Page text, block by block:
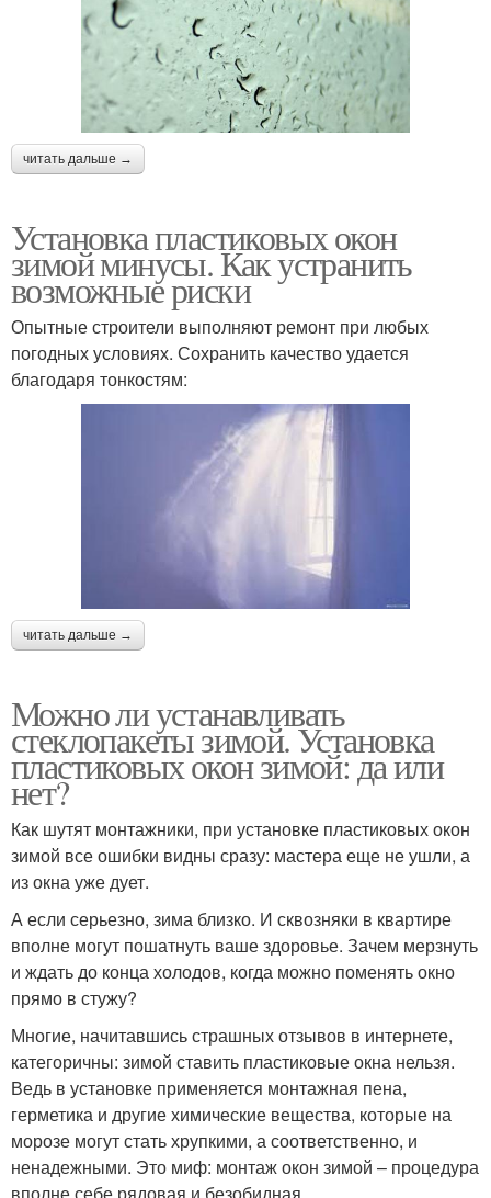
читать дальше →
Установка пластиковых окон
зимой минусы. Как устранить
возможные риски
Опытные строители выполняют ремонт при любых
погодных условиях. Сохранить качество удается
благодаря тонкостям:
читать дальше →
Можно ли устанавливать
стеклопакеты зимой. Установка
пластиковых окон зимой: да или
нет?
Как шутят монтажники, при установке пластиковых окон
зимой все ошибки видны сразу: мастера еще не ушли, а
из окна уже дует.
А если серьезно, зима близко. И сквозняки в квартире
вполне могут пошатнуть ваше здоровье. Зачем мерзнуть
и ждать до конца холодов, когда можно поменять окно
прямо в стужу?
Многие, начитавшись страшных отзывов в интернете,
категоричны: зимой ставить пластиковые окна нельзя.
Ведь в установке применяется монтажная пена,
герметика и другие химические вещества, которые на
морозе могут стать хрупкими, а соответственно, и
ненадежными. Это миф: монтаж окон зимой – процедура